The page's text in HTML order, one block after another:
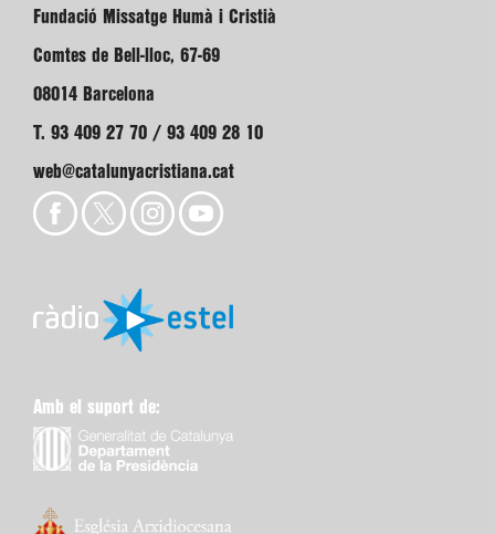
Fundació Missatge Humà i Cristià
Comtes de Bell-lloc, 67-69
08014 Barcelona
T. 93 409 27 70 / 93 409 28 10
web@catalunyacristiana.cat
Amb el suport de: